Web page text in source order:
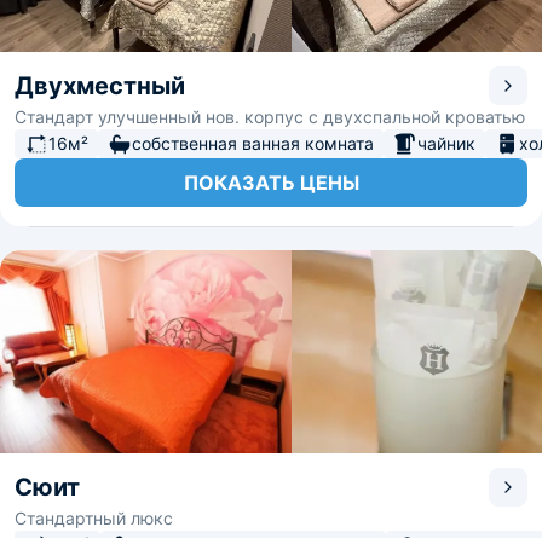
Двухместный
Стандарт улучшенный нов. корпус с двухспальной кроватью
16м²
собственная ванная комната чайник
ПОКАЗАТЬ ЦЕНЫ
Сюит
Стандартный люкс